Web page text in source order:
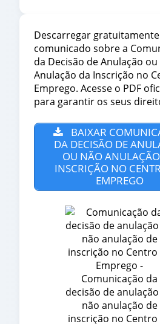
Descarregar
comunicado sobre a
da Decisão de Anulação ou
Anulação da Inscrição no
Emprego. Acesse o PDF
para garantir os seus
BAIXAR
DA DECISÃO DE
OU NÃO
INSCRIÇÃO NO
EMPREGO